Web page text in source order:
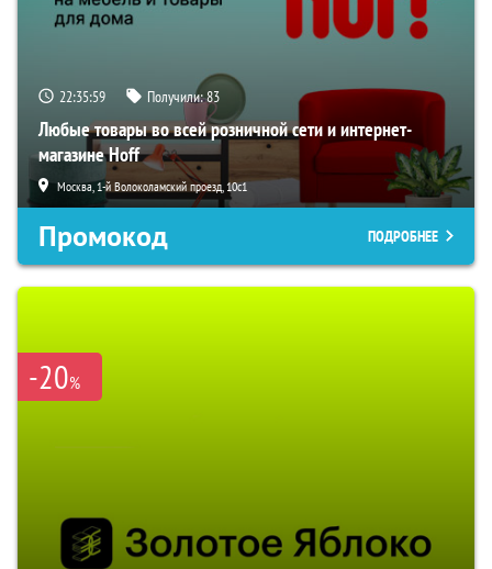
22:35:58 Получили:83
Любые товары во всей розничной сети и интернет-
магазине Hoff
Москва, 1-й Волоколамский проезд, 10с1
Промокод ПОДРОБНЕЕ
-20%